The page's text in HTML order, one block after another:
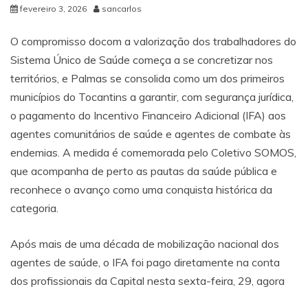
fevereiro 3, 2026 sancarlos
O compromisso docom a valorização dos trabalhadores do
Sistema Único de Saúde começa a se concretizar nos
territórios, e Palmas se consolida como um dos primeiros
municípios do Tocantins a garantir, com segurança jurídica,
o pagamento do Incentivo Financeiro Adicional (IFA) aos
agentes comunitários de saúde e agentes de combate às
endemias. A medida é comemorada pelo Coletivo SOMOS,
que acompanha de perto as pautas da saúde pública e
reconhece o avanço como uma conquista histórica da
categoria.
Após mais de uma década de mobilização nacional dos
agentes de saúde, o IFA foi pago diretamente na conta
dos profissionais da Capital nesta sexta-feira, 29, agora